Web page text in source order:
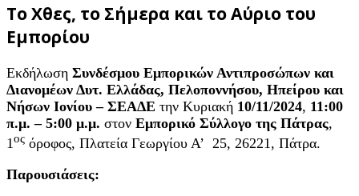
Το Χθες, το Σήμερα και το Αύριο του
Εμπορίου
Εκδήλωση Συνδέσμου Εμπορικών Αντιπροσώπων και
Διανομέων Δυτ. Ελλάδας, Πελοποννήσου, Ηπείρου και
Νήσων Ιονίου – ΣΕΑΔΕ την Κυριακή 10/11/2024, 11:00
π.μ. – 5:00 μ.μ. στον Εμπορικό Σύλλογο της Πάτρας,
1ος όροφος, Πλατεία Γεωργίου Α’ 25, 26221, Πάτρα.
Παρουσιάσεις: